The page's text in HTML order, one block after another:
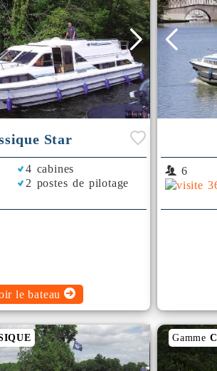
Star
4 cabines
2 postes de pilotage
le bateau
6
Gamme